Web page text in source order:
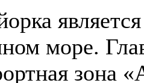
море.
зона